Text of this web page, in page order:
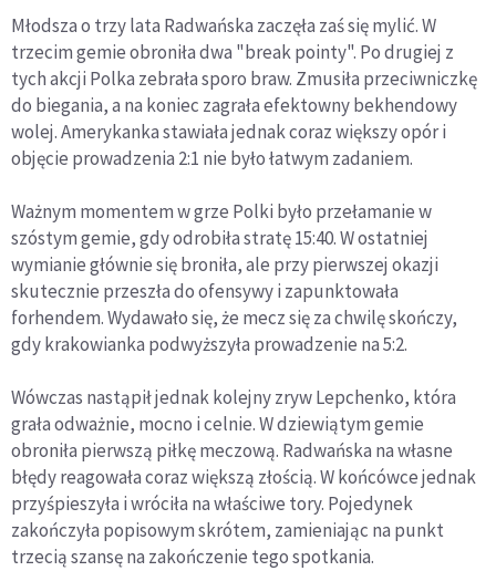
Młodsza o trzy lata Radwańska zaczęła zaś się mylić. W
trzecim gemie obroniła dwa "break pointy". Po drugiej z
tych akcji Polka zebrała sporo braw. Zmusiła przeciwniczkę
do biegania, a na koniec zagrała efektowny bekhendowy
wolej. Amerykanka stawiała jednak coraz większy opór i
objęcie prowadzenia 2:1 nie było łatwym zadaniem.
Ważnym momentem w grze Polki było przełamanie w
szóstym gemie, gdy odrobiła stratę 15:40. W ostatniej
wymianie głównie się broniła, ale przy pierwszej okazji
skutecznie przeszła do ofensywy i zapunktowała
forhendem. Wydawało się, że mecz się za chwilę skończy,
gdy krakowianka podwyższyła prowadzenie na 5:2.
Wówczas nastąpił jednak kolejny zryw Lepchenko, która
grała odważnie, mocno i celnie. W dziewiątym gemie
obroniła pierwszą piłkę meczową. Radwańska na własne
błędy reagowała coraz większą złością. W końcówce jednak
przyśpieszyła i wróciła na właściwe tory. Pojedynek
zakończyła popisowym skrótem, zamieniając na punkt
trzecią szansę na zakończenie tego spotkania.